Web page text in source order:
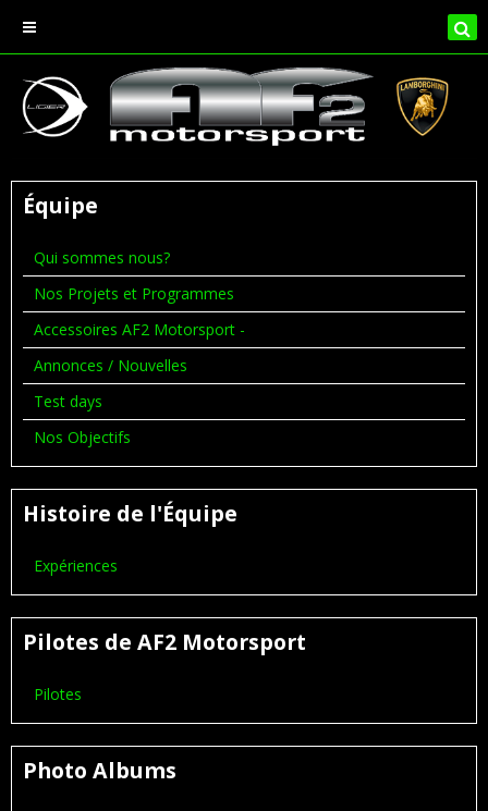
Équipe
Qui sommes nous?
Nos Projets et Programmes
Accessoires AF2 Motorsport -
Annonces / Nouvelles
Test days
Nos Objectifs
Histoire de l'Équipe
Expériences
Pilotes de AF2 Motorsport
Pilotes
Photo Albums